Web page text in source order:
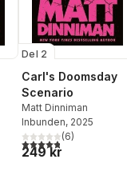
Del 2
Carl's Doomsday
Scenario
Matt Dinniman
Inbunden, 2025
4,8utav 5 stjärnor.
(6)
249 kr